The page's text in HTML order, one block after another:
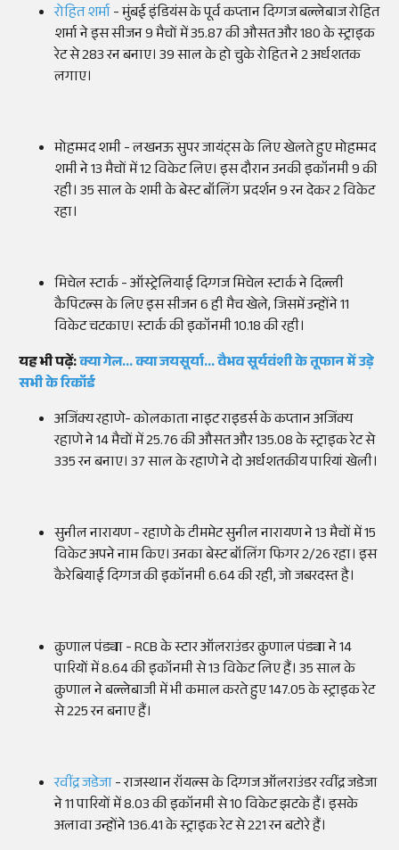
रोहित शर्मा- मुंबई इंडियंस के पूर्व कप्तान दिग्गज बल्लेबाज रोहित
शर्मा ने इस सीजन 9 मैचों में 35.87 की औसत और 180 के स्ट्राइक
रेट से 283 रन बनाए। 39 साल के हो चुके रोहित ने 2 अर्धशतक
लगाए।
मोहम्मद शमी - लखनऊ सुपर जायंट्स के लिए खेलते हुए मोहम्मद
शमी ने 13 मैचों में 12 विकेट लिए। इस दौरान उनकी इकॉनमी 9 की
रही। 35 साल के शमी के बेस्ट बॉलिंग प्रदर्शन 9 रन देकर 2 विकेट
रहा।
मिचेल स्टार्क - ऑस्ट्रेलियाई दिग्गज मिचेल स्टार्क ने दिल्ली
कैपिटल्स के लिए इस सीजन 6 ही मैच खेले, जिसमें उन्होंने 11
विकेट चटकाए। स्टार्क की इकॉनमी 10.18 की रही।
यह भी पढ़ें:क्या गेल... क्या जयसूर्या... वैभव सूर्यवंशी के तूफान में उड़े
सभी के रिकॉर्ड
अजिंक्य रहाणे- कोलकाता नाइट राइडर्स के कप्तान अजिंक्य
रहाणे ने 14 मैचों में 25.76 की औसत और 135.08 के स्ट्राइक रेट से
335 रन बनाए। 37 साल के रहाणे ने दो अर्धशतकीय पारियां खेली।
सुनील नारायण - रहाणे के टीममेट सुनील नारायण ने 13 मैचों में 15
विकेट अपने नाम किए। उनका बेस्ट बॉलिंग फिगर 2/26 रहा। इस
कैरेबियाई दिग्गज की इकॉनमी 6.64 की रही, जो जबरदस्त है।
क्रुणाल पंड्या - RCB के स्टार ऑलराउंडर क्रुणाल पंड्या ने 14
पारियों में 8.64 की इकॉनमी से 13 विकेट लिए हैं। 35 साल के
क्रुणाल ने बल्लेबाजी में भी कमाल करते हुए 147.05 के स्ट्राइक रेट
से 225 रन बनाए हैं।
रवींद्र जडेजा- राजस्थान रॉयल्स के दिग्गज ऑलराउंडर रवींद्र जडेजा
ने 11 पारियों में 8.03 की इकॉनमी से 10 विकेट झटके हैं। इसके
अलावा उन्होंने 136.41 के स्ट्राइक रेट से 221 रन बटोरे हैं।